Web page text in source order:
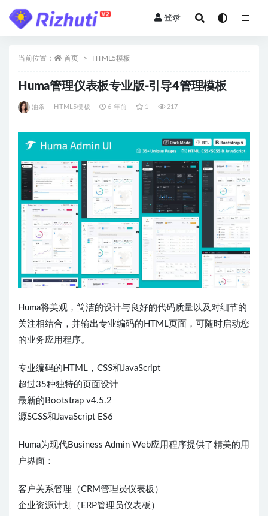
登录
当前位置： 首页 HTML5模板
Huma管理仪表板专业版-引导4管理模板
油条 HTML5模板 6 年前 1 217
Huma将美观，简洁的设计与良好的代码质量以及对细节的
关注相结合，并输出专业编码的HTML页面，可随时启动您
的业务应用程序。
专业编码的HTML，CSS和JavaScript
超过35种独特的页面设计
最新的Bootstrap v4.5.2
源SCSS和JavaScript ES6
Huma为现代Business Admin Web应用程序提供了精美的用
户界面：
客户关系管理（CRM管理员仪表板）
企业资源计划（ERP管理员仪表板）